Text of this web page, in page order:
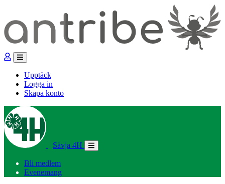
Upptäck
Logga in
Skapa konto
Sävja 4H
Bli medlem
Evenemang